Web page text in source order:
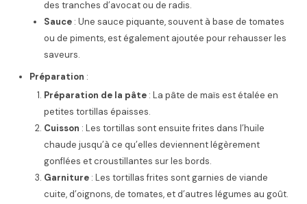
des tranches d’avocat ou de radis.
Sauce : Une sauce piquante, souvent à base de tomates
ou de piments, est également ajoutée pour rehausser les
saveurs.
Préparation :
Préparation de la pâte : La pâte de maïs est étalée en
petites tortillas épaisses.
Cuisson : Les tortillas sont ensuite frites dans l’huile
chaude jusqu’à ce qu’elles deviennent légèrement
gonflées et croustillantes sur les bords.
Garniture : Les tortillas frites sont garnies de viande
cuite, d’oignons, de tomates, et d’autres légumes au goût.